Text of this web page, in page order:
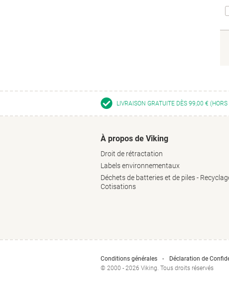
LIVRAISON GRATUITE DÈS 99,00 € (HORS
À propos de Viking
Droit de rétractation
Labels environnementaux
Déchets de batteries et de piles -
Cotisations
Conditions générales Déclaration de
© 2000 - 2026 Viking. Tous droits réservés